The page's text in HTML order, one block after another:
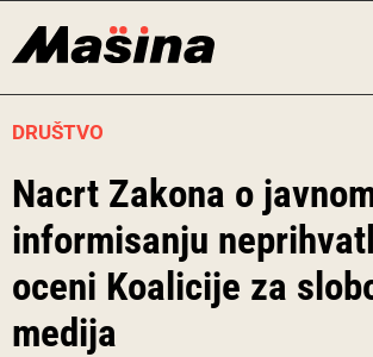
DRUŠTVO
Nacrt Zakona o
informisanju
oceni Koalicije za
medija